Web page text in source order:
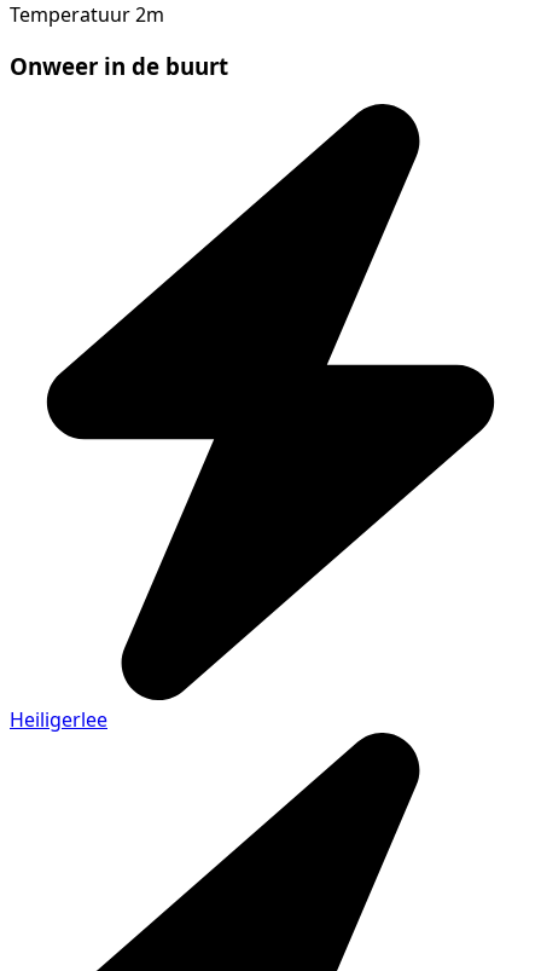
Temperatuur 2m
Onweer in de buurt
Heiligerlee